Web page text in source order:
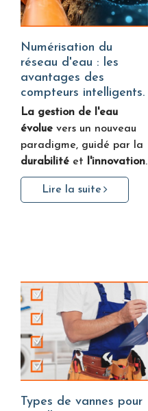
Numérisation du
réseau d'eau : les
avantages des
compteurs intelligents.
La gestion de l'eau
évolue vers un nouveau
paradigme, guidé par la
durabilité et l'innovation.
Lire la suite
Types de vannes pour